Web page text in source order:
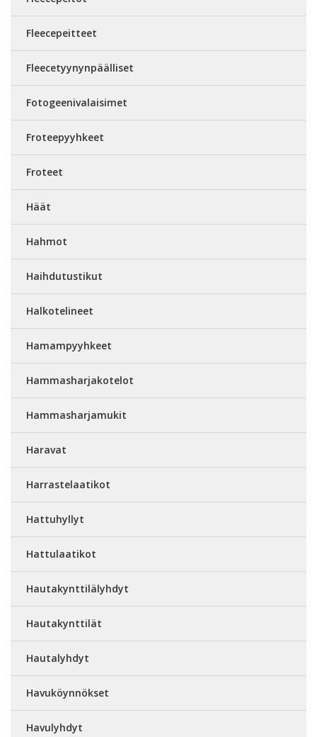
Fleecepeitteet
Fleecetyynynpäälliset
Fotogeenivalaisimet
Froteepyyhkeet
Froteet
Häät
Hahmot
Haihdutustikut
Halkotelineet
Hamampyyhkeet
Hammasharjakotelot
Hammasharjamukit
Haravat
Harrastelaatikot
Hattuhyllyt
Hattulaatikot
Hautakynttilälyhdyt
Hautakynttilät
Hautalyhdyt
Havuköynnökset
Havulyhdyt